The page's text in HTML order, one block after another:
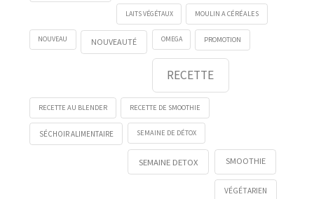
LAITS VÉGÉTAUX MOULIN A CÉRÉALES
NOUVEAU NOUVEAUTÉ OMEGA PROMOTION
RECETTE
RECETTE AU BLENDER RECETTE DE SMOOTHIE
SÉCHOIR ALIMENTAIRE SEMAINE DE DÉTOX
SEMAINE DETOX SMOOTHIE
VÉGÉTARIEN